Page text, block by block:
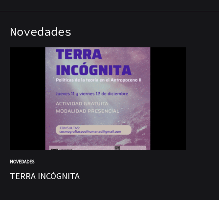
Novedades
NOVEDADES
TERRA INCÓGNITA